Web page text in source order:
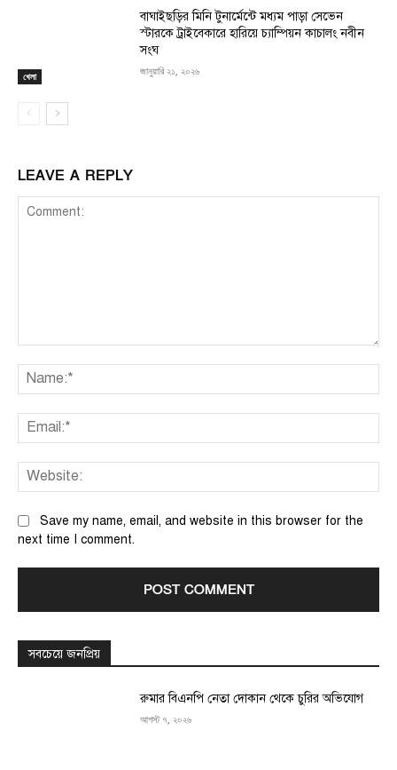
খেলা
বাঘাইছড়ির মিনি টুনার্মেন্টে মধ্যম পাড়া সেভেন
স্টারকে ট্রাইবেকারে হারিয়ে চ্যাম্পিয়ন কাচালং নবীন
সংঘ
জানুয়ারি ২১, ২০২৬
LEAVE A REPLY
Save my name, email, and website in this browser for the
next time I comment.
সবচেয়ে জনপ্রিয়
রুমার বিএনপি নেতা দোকান থেকে চুরির অভিযোগ
আগস্ট ৭, ২০২৬